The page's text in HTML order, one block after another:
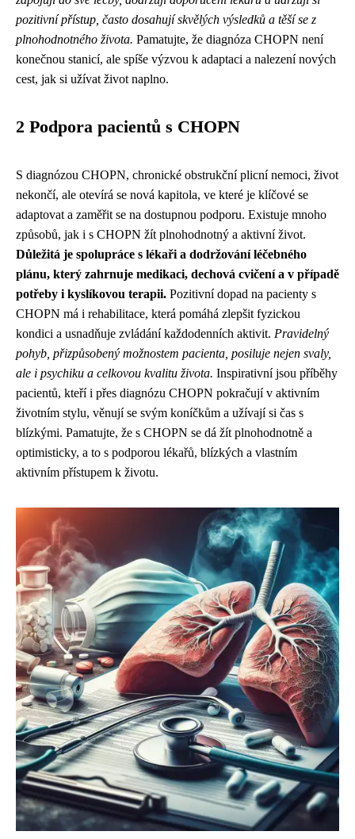
pozitivní přístup, často dosahují skvělých výsledků a těší se z
plnohodnotného života. Pamatujte, že diagnóza CHOPN není
konečnou stanicí, ale spíše výzvou k adaptaci a nalezení nových
cest, jak si užívat život naplno.
2 Podpora pacientů s CHOPN
S diagnózou CHOPN, chronické obstrukční plicní nemoci, život
nekončí, ale otevírá se nová kapitola, ve které je klíčové se
adaptovat a zaměřit se na dostupnou podporu. Existuje mnoho
způsobů, jak i s CHOPN žít plnohodnotný a aktivní život.
Důležitá je spolupráce s lékaři a dodržování léčebného
plánu, který zahrnuje medikaci, dechová cvičení a v případě
potřeby i kyslíkovou terapii. Pozitivní dopad na pacienty s
CHOPN má i rehabilitace, která pomáhá zlepšit fyzickou
kondici a usnadňuje zvládání každodenních aktivit. Pravidelný
pohyb, přizpůsobený možnostem pacienta, posiluje nejen svaly,
ale i psychiku a celkovou kvalitu života. Inspirativní jsou příběhy
pacientů, kteří i přes diagnózu CHOPN pokračují v aktivním
životním stylu, věnují se svým koníčkům a užívají si čas s
blízkými. Pamatujte, že s CHOPN se dá žít plnohodnotně a
optimisticky, a to s podporou lékařů, blízkých a vlastním
aktivním přístupem k životu.